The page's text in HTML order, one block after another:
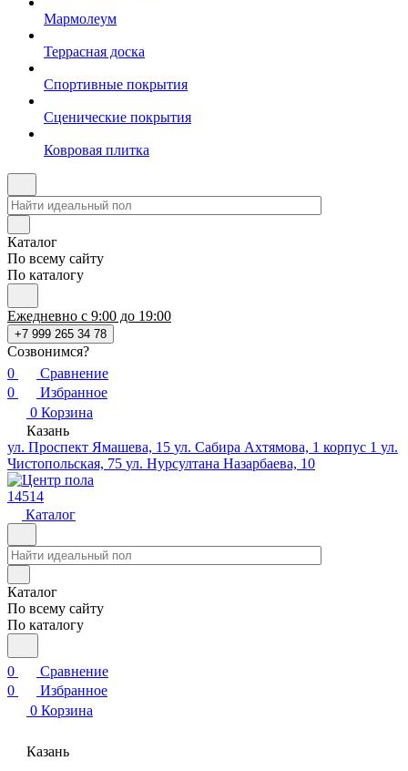
Мармолеум
Террасная доска
Спортивные покрытия
Сценические покрытия
Ковровая плитка
Каталог
По всему сайту
По каталогу
Ежедневно с 9:00 до 19:00
+7 999 265 34 78
Созвонимся?
0
Сравнение
0
Избранное
0 Корзина
Казань
ул. Проспект Ямашева, 15 ул. Сабира Ахтямова, 1 корпус 1 ул.
Чистопольская, 75 ул. Нурсултана Назарбаева, 10
14514
Каталог
Каталог
По всему сайту
По каталогу
0
Сравнение
0
Избранное
0 Корзина
Казань